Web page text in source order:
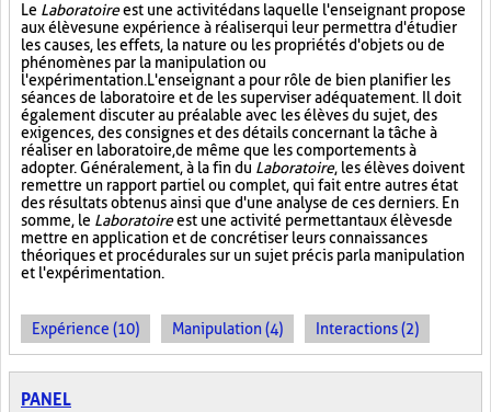
Le Laboratoireest une activité dans laquelle l'enseignant propose
aux élèves une expérience à réaliser qui leur permettra d'étudier
les causes, les effets, la nature ou les propriétés d'objets ou de
phénomènes par la manipulation ou
l'expérimentation. L'enseignant a pour rôle de bien planifier les
séances de laboratoire et de les superviser adéquatement. Il doit
également discuter au préalable avec les élèves du sujet, des
exigences, des consignes et des détails concernant la tâche à
réaliser en laboratoire, de même que les comportements à
adopter. Généralement, à la fin du Laboratoire, les élèves doivent
remettre un rapport partiel ou complet, qui fait entre autres état
des résultats obtenus ainsi que d'une analyse de ces derniers. En
somme, le Laboratoireest une activité permettant aux élèves de
mettre en application et de concrétiser leurs connaissances
théoriques et procédurales sur un sujet précis par la manipulation
et l'expérimentation.
Expérience (10) Manipulation (4) Interactions (2)
PANEL